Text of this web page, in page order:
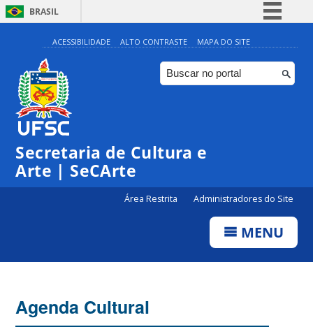
BRASIL
Simplifique!
Comunica BR
Participe
ACESSIBILIDADE ALTO CONTRASTE MAPA DO SITE
Secretaria de Cultura e
Arte | SeCArte
Área Restrita Administradores do Site
MENU
Agenda Cultural